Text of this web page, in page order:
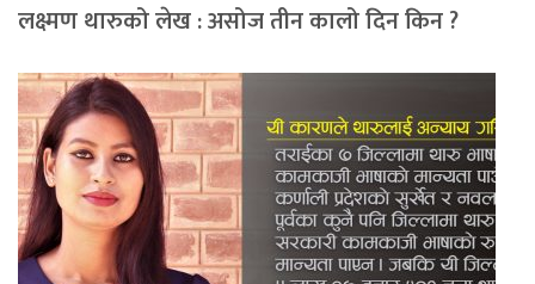
लक्ष्मण थारुको लेख : असोज तीन कालो दिन किन ?